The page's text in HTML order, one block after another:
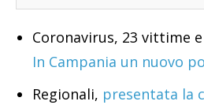
Coronavirus, 23 vittime
In Campania un nuovo
Regionali, presentata la